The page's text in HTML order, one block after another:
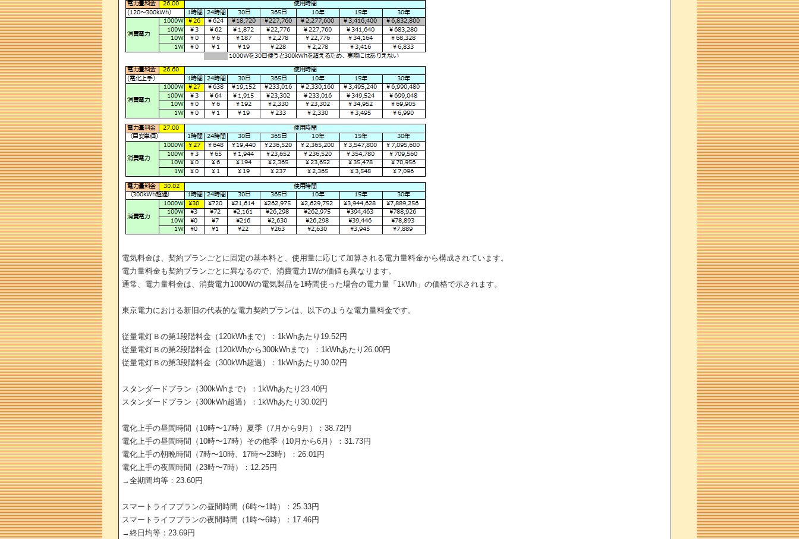
電気料金は、契約プランごとに固定の基本料と、使用量に応じて加算される電力量料金から構成されています。
電力量料金も契約プランごとに異なるので、消費電力1Wの価値も異なります。
通常、電力量料金は、消費電力1000Wの電気製品を1時間使った場合の電力量「1kWh」の価格で示されます。
東京電力における新旧の代表的な電力契約プランは、以下のような電力量料金です。
従量電灯Ｂの第1段階料金（120kWhまで）：1kWhあたり19.52円
従量電灯Ｂの第2段階料金（120kWhから300kWhまで）：1kWhあたり26.00円
従量電灯Ｂの第3段階料金（300kWh超過）：1kWhあたり30.02円
スタンダードプラン（300kWhまで）：1kWhあたり23.40円
スタンダードプラン（300kWh超過）：1kWhあたり30.02円
電化上手の昼間時間（10時〜17時）夏季（7月から9月）：38.72円
電化上手の昼間時間（10時〜17時）その他季（10月から6月）：31.73円
電化上手の朝晩時間（7時〜10時、17時〜23時）：26.01円
電化上手の夜間時間（23時〜7時）：12.25円
→全期間均等：23.60円
スマートライフプランの昼間時間（6時〜1時）：25.33円
スマートライフプランの夜間時間（1時〜6時）：17.46円
→終日均等：23.69円